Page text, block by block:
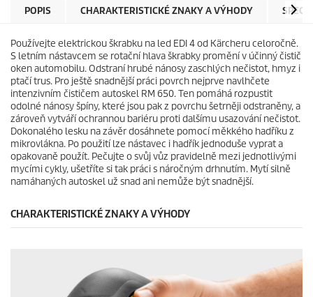
e
ePOPIS CHARAKTERISTICKÉ ZNAKY A VÝHODY
Používejte elektrickou škrabku na led EDI 4 od Kärcheru celoročně.
S letním nástavcem se rotační hlava škrabky promění v účinný čistič
oken automobilu. Odstraní hrubé nánosy zaschlých nečistot, hmyz i
ptačí trus. Pro ještě snadnější práci povrch nejprve navlhčete
intenzivním čističem autoskel RM 650. Ten pomáhá rozpustit
odolné nánosy špíny, které jsou pak z povrchu šetrněji odstraněny, a
zároveň vytváří ochrannou bariéru proti dalšímu usazování nečistot.
Dokonalého lesku na závěr dosáhnete pomocí měkkého hadříku z
mikrovlákna. Po použití lze nástavec i hadřík jednoduše vyprat a
opakovaně použít. Pečujte o svůj vůz pravidelně mezi jednotlivými
mycími cykly, ušetříte si tak práci s náročným drhnutím. Mytí silně
namáhaných autoskel už snad ani nemůže být snadnější.
CHARAKTERISTICKÉ ZNAKY A VÝHODY